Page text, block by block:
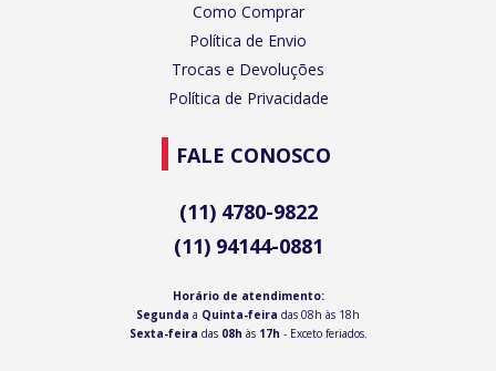
Como Comprar
Política de Envio
Trocas e Devoluções
Política de Privacidade
FALE CONOSCO
(11) 4780-9822
(11) 94144-0881
Horário de atendimento:
Segunda a Quinta-feira das 08h às 18h
Sexta-feira das 08h às 17h - Exceto feriados.